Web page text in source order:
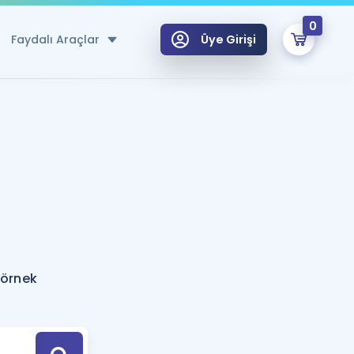
Faydalı Araçlar
Hesaplama Aracı
için Öneriler
Tek Takvimde
Üye Girişi
0